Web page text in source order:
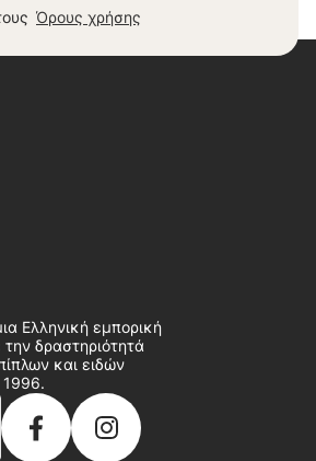
Όρους χρήσης
Ελληνική εμπορική
δραστηριότητά
και ειδών
1996.